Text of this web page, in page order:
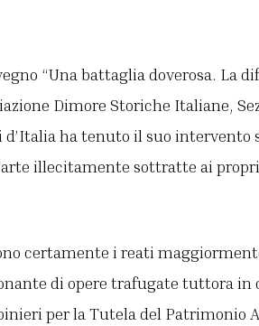
“Una battaglia doverosa. La
Dimore Storiche Italiane,
d’Italia ha tenuto il suo intervento
illecitamente sottratte ai
certamente i reati
di opere trafugate tuttora in
per la Tutela del Patrimonio